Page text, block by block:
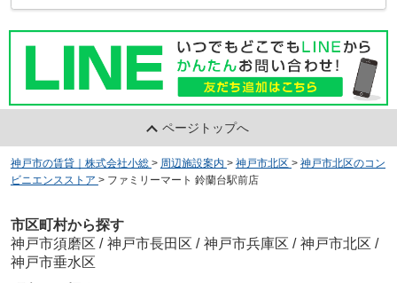
ページトップへ
神戸市の賃貸｜株式会社小総 > 周辺施設案内 > 神戸市北区 > 神戸市北区のコン
ビニエンスストア > ファミリーマート 鈴蘭台駅前店
市区町村から探す
神戸市須磨区 / 神戸市長田区 / 神戸市兵庫区 / 神戸市北区 /
神戸市垂水区